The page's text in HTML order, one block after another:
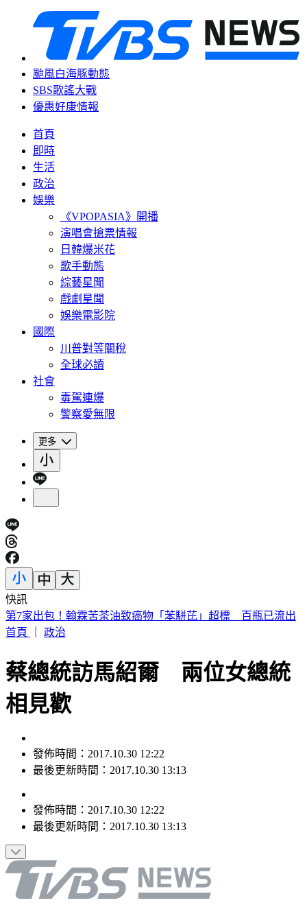
颱風白海豚動態
SBS歌謠大戰
優惠好康情報
首頁
即時
生活
政治
娛樂
《VPOPASIA》開播
演唱會搶票情報
日韓爆米花
歌手動態
綜藝星聞
戲劇星聞
娛樂電影院
國際
川普對等關稅
全球必讀
社會
毒駕連爆
警察愛無限
更多
快訊
第7家出包！翰霖苦茶油致癌物「苯駢芘」超標 百瓶已流出
首頁
政治
蔡總統訪馬紹爾 兩位女總統
相見歡
發佈時間：2017.10.30 12:22
最後更新時間：2017.10.30 13:13
發佈時間： 2017.10.30 12:22
最後更新時間： 2017.10.30 13:13